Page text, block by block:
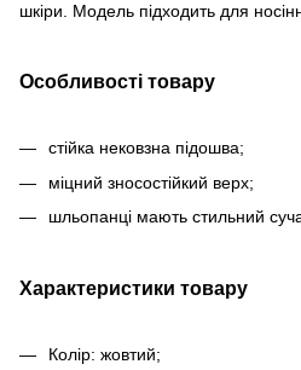
шкіри. Модель підходить для
Особливості товару
стійка нековзна підошва;
міцний зносостійкий верх;
шльопанці мають стильний
Характеристики товару
Колір: жовтий;